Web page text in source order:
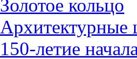
Золотое кольцо
Архитектурные
150-летие